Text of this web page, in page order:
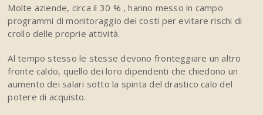
Molte aziende, circa il 30 % , hanno messo in campo
programmi di monitoraggio dei costi per evitare rischi di
crollo delle proprie attività.
Al tempo stesso le stesse devono fronteggiare un altro
fronte caldo, quello dei loro dipendenti che chiedono un
aumento dei salari sotto la spinta del drastico calo del
potere di acquisto.